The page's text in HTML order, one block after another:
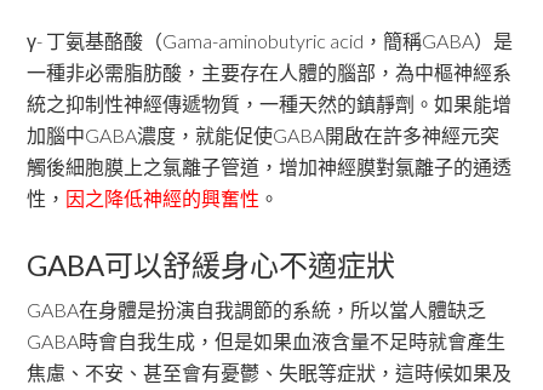
γ- 丁氨基酪酸（Gama-aminobutyric acid，簡稱GABA）是
一種非必需脂肪酸，主要存在人體的腦部，為中樞神經系
統之抑制性神經傳遞物質，一種天然的鎮靜劑。如果能增
加腦中GABA濃度，就能促使GABA開啟在許多神經元突
觸後細胞膜上之氯離子管道，增加神經膜對氯離子的通透
性， 因之降低神經的興奮性 。
GABA可以舒緩身心不適症狀
GABA在身體是扮演自我調節的系統，所以當人體缺乏
GABA時會自我生成，但是如果血液含量不足時就會產生
焦慮、不安、甚至會有憂鬱、失眠等症狀，這時候如果及